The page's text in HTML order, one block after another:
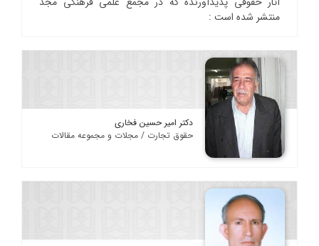
منتشر شده است :
دکتر امیر حسین فخاری
حقوق تجارت / مجلات و مجموعه مقالات